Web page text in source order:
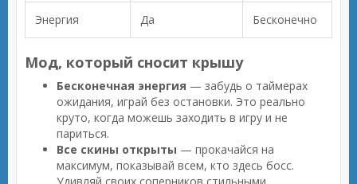
Энергия Да Бесконечно
Мод, который сносит крышу
Бесконечная энергия — забудь о таймерах
ожидания, играй без остановки. Это реально
круто, когда можешь заходить в игру и не
париться.
Все скины открыты — прокачайся на
максимум, показывай всем, кто здесь босс.